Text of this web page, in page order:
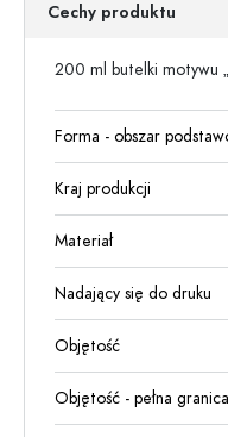
Cechy produktu
200 ml butelki motywu
Forma - obszar
Kraj produkcji
Materiał
Nadający się do druku
Objętość
Objętość - pełna granica